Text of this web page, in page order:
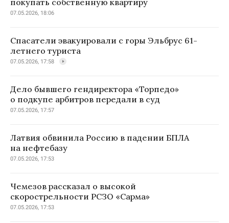
покупать собственную квартиру
07.05.2026, 18:06
Спасатели эвакуировали с горы Эльбрус 61-
летнего туриста
07.05.2026, 17:58
Дело бывшего гендиректора «Торпедо»
о подкупе арбитров передали в суд
07.05.2026, 17:57
Латвия обвинила Россию в падении БПЛА
на нефтебазу
07.05.2026, 17:53
Чемезов рассказал о высокой
скорострельности РСЗО «Сарма»
07.05.2026, 17:53